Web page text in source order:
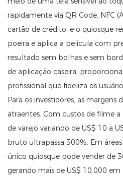
rapidamente via QR Code, NFC
cartão de crédito, e o quiosque
poeira e aplica a película com
resultado sem bolhas e sem
de aplicação caseira,
profissional que fideliza os
Para os investidores, as
atraentes. Com custos de filme
de varejo variando de US$ 10 a
bruto ultrapassa 300%. Em
único quiosque pode vender de
gerando mais de US$ 10.000